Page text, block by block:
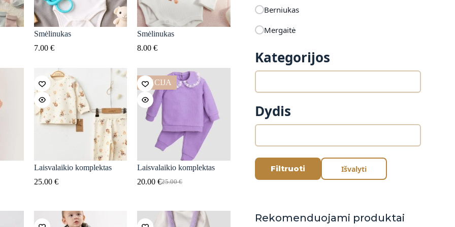
Smėlinukas
7.00 €
Smėlinukas
8.00€
Laisvalaikio komplektas
25.00 €
AKCIJA
Laisvalaikio komplektas
25.00€
Original
25.00 €.
20.00€Current
20.00 €.
Berniukas
Mergaitė
Kategorijos
Dydis
Filtruoti Išvalyti
Rekomenduojami produktai